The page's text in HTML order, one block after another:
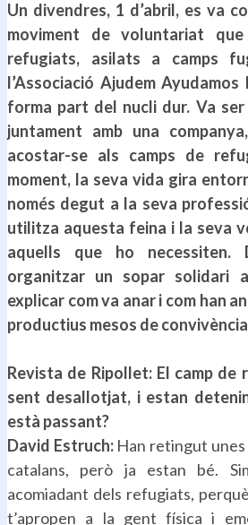
Un divendres, 1 d’abril, es va
moviment de voluntariat
refugiats, asilats a camps
l’Associació Ajudem
forma part del nucli dur. Va
juntament amb una
acostar-se als camps de
moment, la seva vida gira
només degut a la seva
utilitza aquesta feina i la seva
aquells que ho necessiten.
organitzar un sopar solidari
explicar com va anar i com han
productius mesos de
Revista de Ripollet: El camp de
sent desallotjat, i estan
està passant?
David Estruch:Han retingut unes
catalans, però ja estan bé.
acomiadant dels refugiats,
t’apropen a la gent física i